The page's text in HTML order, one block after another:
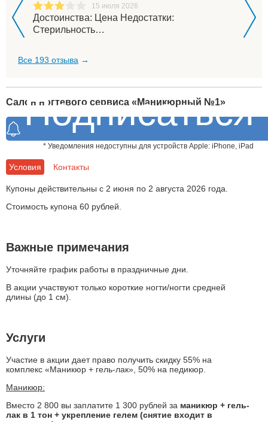
15 июля 2026
Достоинства: Цена Недостатки:
Стерильность…
Все 193 отзыва →
Салон ногтевого сервиса «Маникюрный №1»
Подписаться
на акции
* Уведомления недоступны для устройств Apple: iPhone, iPad
Условия Контакты
Купоны действительны c 2 июня по 2 августа 2026 года.
Стоимость купона 60 рублей.
Важные примечания
Уточняйте график работы в праздничные дни.
В акции участвуют только короткие ногти/ногти средней
длины (до 1 см).
Услуги
Участие в акции дает право получить скидку 55% на
комплекс «Маникюр + гель-лак», 50% на педикюр.
Маникюр:
Вместо 2 800 вы заплатите 1 300 рублей за маникюр + гель-
лак в 1 тон + укрепление гелем (снятие входит в